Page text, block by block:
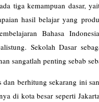
tiga kemampuan dasar,
hasil belajar yang
Bahasa
Sekolah Dasar
sangatlah penting sebab
dan berhitung sekarang ini
di kota besar seperti